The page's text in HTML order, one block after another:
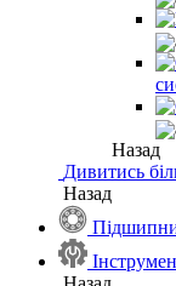
Назад
Дивитись
Назад